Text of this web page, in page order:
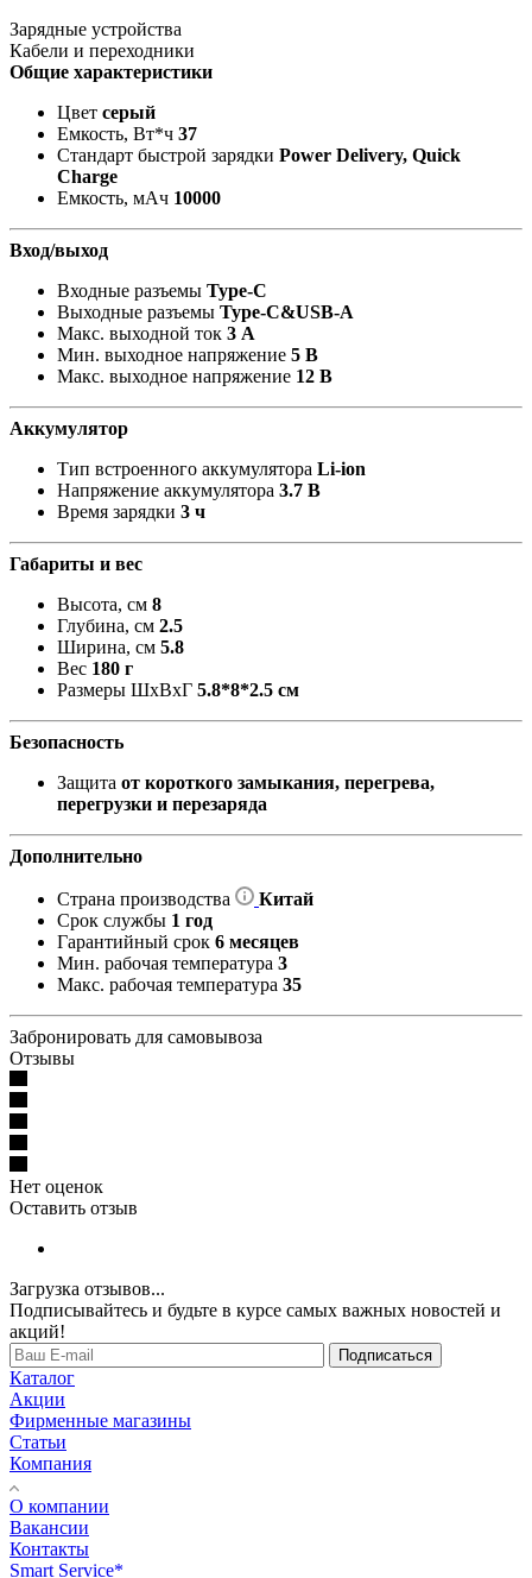
Зарядные устройства
Кабели и переходники
Общие характеристики
Цвет серый
Емкость, Вт*ч 37
Стандарт быстрой зарядки Power Delivery, Quick
Charge
Емкость, мАч 10000
Вход/выход
Входные разъемы Type-C
Выходные разъемы Type-C&USB-A
Макс. выходной ток 3 А
Мин. выходное напряжение 5 В
Макс. выходное напряжение 12 В
Аккумулятор
Тип встроенного аккумулятора Li-ion
Напряжение аккумулятора 3.7 В
Время зарядки 3 ч
Габариты и вес
Высота, см 8
Глубина, см 2.5
Ширина, см 5.8
Вес 180 г
Размеры ШxВxГ 5.8*8*2.5 см
Безопасность
Защита от короткого замыкания, перегрева,
перегрузки и перезаряда
Дополнительно
Страна производства
Китай
Срок службы 1 год
Гарантийный срок 6 месяцев
Мин. рабочая температура 3
Макс. рабочая температура 35
Забронировать для самовывоза
Отзывы
Нет оценок
Оставить отзыв
Загрузка отзывов...
Подписывайтесь и будьте в курсе самых важных новостей и
акций!
Подписаться
Каталог
Акции
Фирменные магазины
Статьи
Компания
О компании
Вакансии
Контакты
Smart Service*